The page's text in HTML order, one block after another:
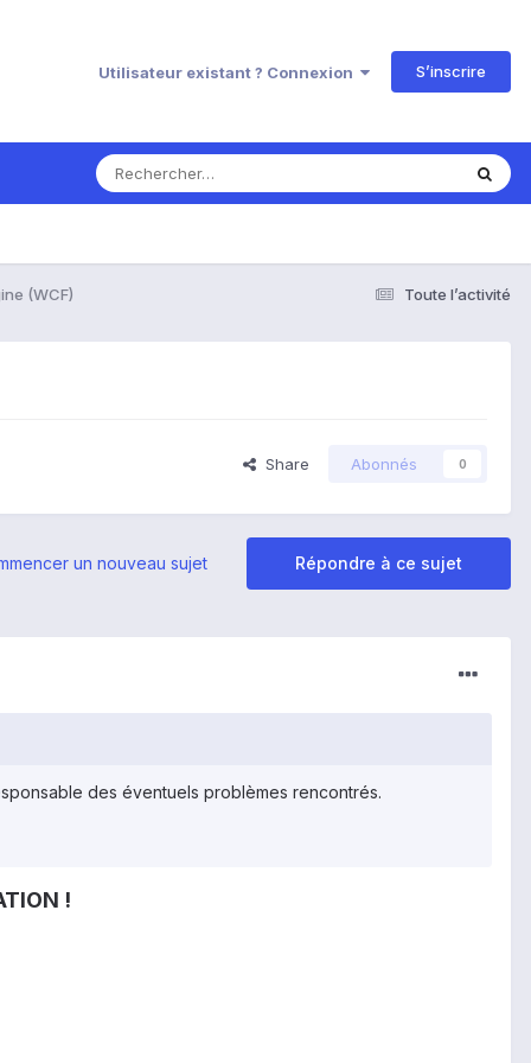
Utilisateur existant ? Connexion S’inscrire
Toute l’activité
(WCF)
Share Abonnés 0
Répondre à ce sujet
un nouveau sujet
des éventuels problèmes rencontrés.
!